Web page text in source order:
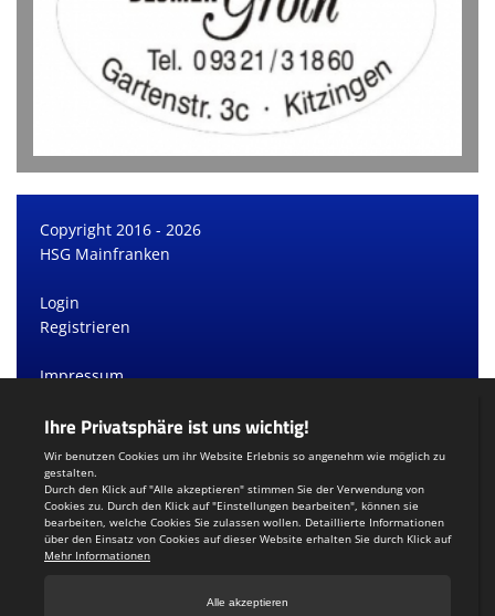
Copyright 2016 - 2026
HSG Mainfranken
Login
Registrieren
Impressum
Teamsports 2
Dein Sportverein online